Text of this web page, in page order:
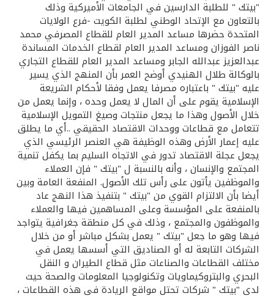
ألمانيا
ماليزيا
تركيا
مصر
المملكة المتحدة
مملكة البحرين
"بيتك " للطلبة الدارسين في الجامعات الأميركية وذلك
بالتعاون مع الإتحاد الوطني لطلبة الكويت -فرع الولايات
المتحدة حضرها مساعد المدير العام للقطاع المصرفي محمد
ناصر الفوزان ومساعد المدير العام لقطاع الخدمات المساندة
عبدالعزيز عبدالله الجابر ومساعد المدير العام للقطاع التجاري
بالوكالة طلال الهنيدي أوضح العمر بأن المنهج الذي يسير
عليه "بيتك " باعتباره مصرفا يعمل وفقا لأحكام الشريعة
الإسلامية يقوم على أن المال لا يعمل وحده ، وإنما يعمل من
خلال الأصول وهذا ما يجعل منتجات وصيغ التمويل الإسلامية
تتعامل مع قطاعات ووحدات الاقتصاد الحقيقي ..أي ما يطلق
عليه إعمار الأرض وهذه الوظيفة هي العنصر الرئيسي الذي
يجعل عجلة الاقتصاد تدور في الاتجاه السليم بما يكفل تنمية
المجتمع والإنسان ، وأنه بالنسبة ل "بيتك " فإن العملاء
والموظفين يأتون على رأس تلك الأصول. المنفعة العامة وبين
أيضا بأن الالتزام القوي من "بيتك " بتنفيذ هذا النهج عاد
بالمنفعة على المؤسسة وعلى المساهمين فيها والعملاء
والموظفون والمجتمع ، وذلك في كل منطقة جغرافية يتواجد
فيها وهو ما جعل "بيتك " يعمل بشكل مباشر أو من خلال
الشركات التابعة له أو الصناديق التي أسسها يعمل في
مختلف القطاعات والصناعات مثل قطاع الطيران و النقل
البحري والبتروكيماويات وتكنولوجيا المعلومات والصحة حيث
لدى "بيتك " شركات تحتل مواقع الريادة في هذه القطاعات ،